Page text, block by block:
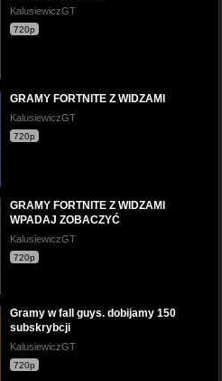
KalusiewiczGT
720p
GRAMY FORTNITE Z WIDZAMI
KalusiewiczGT
720p
GRAMY FORTNITE Z WIDZAMI
WPADAJ ZOBACZYĆ
KalusiewiczGT
720p
Gramy w fall guys. dobijamy 150
subskrybcji
KalusiewiczGT
720p